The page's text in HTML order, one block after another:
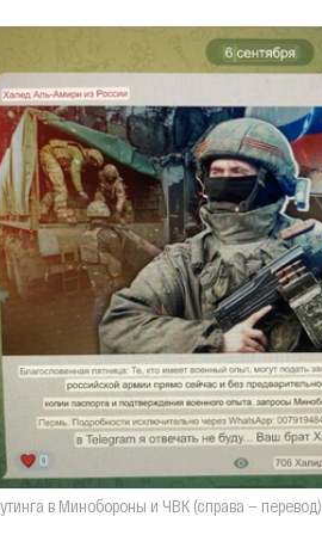
в Минобороны и ЧВК (справа — перевод)